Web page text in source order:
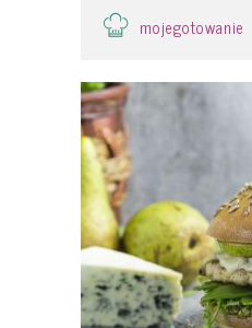
mojegotowanie